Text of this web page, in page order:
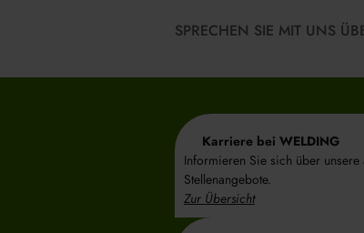
SPRECHEN SIE MIT UNS
Karriere bei WELDING
Informieren Sie sich über unsere
Stellenangebote.
Zur Übersicht